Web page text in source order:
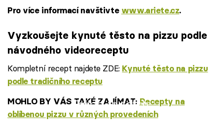
Pro více informací navštivte www.ariete.cz.
Vyzkoušejte kynuté těsto na pizzu podle
návodného videoreceptu
Kompletní recept najdete ZDE: Kynuté těsto na pizzu
podle tradičního receptu
Failed to fetch
MOHLO BY VÁS TAKÉ ZAJÍMAT: Recepty na
oblíbenou pizzu v různých provedeních